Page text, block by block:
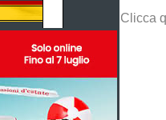
Clicca